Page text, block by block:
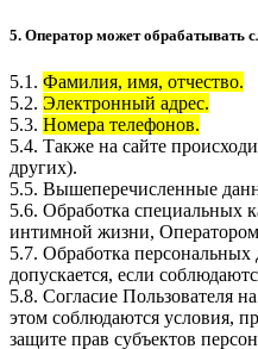
5. Оператор может обрабатывать
5.1. Фамилия, имя, отчество.
5.2. Электронный адрес.
5.3. Номера телефонов.
5.4. Также на сайте
других).
5.5. Вышеперечисленные
5.6. Обработка специальных
интимной жизни, Оператором
5.7. Обработка
допускается, если
5.8. Согласие Пользователя
этом соблюдаются условия,
защите прав субъектов